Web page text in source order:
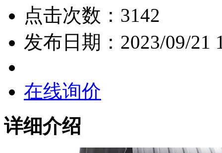
点击次数： 3142
发布日期： 2023/09/21
在线询价
详细介绍